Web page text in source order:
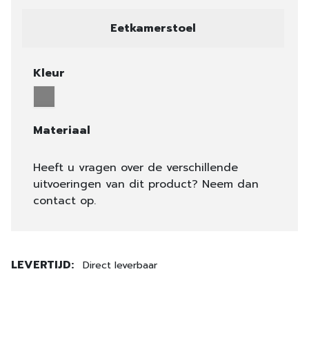
Eetkamerstoel
Kleur
Materiaal
Heeft u vragen over de verschillende
uitvoeringen van dit product? Neem dan
contact op.
LEVERTIJD: Direct leverbaar